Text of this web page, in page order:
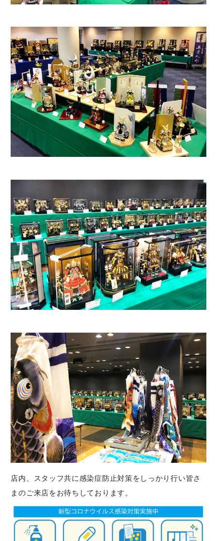
店内、スタッフ共に感染症防止対策をしっかり行い皆さ
まのご来店をお待ちしております。